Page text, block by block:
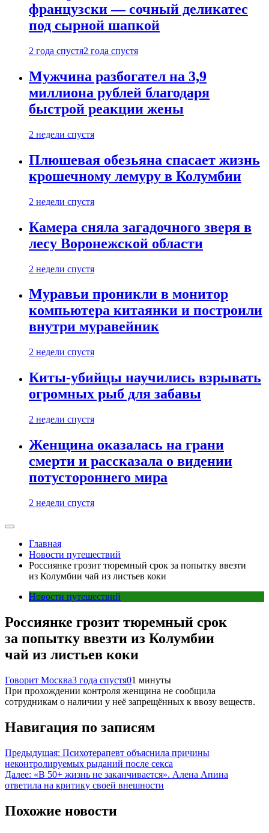
французски — сочный деликатес
под сырной шапкой
2 года спустя2 года спустя
Мужчина разбогател на 3,9
миллиона рублей благодаря
быстрой реакции жены
2 недели спустя
Плюшевая обезьяна спасает жизнь
крошечному лемуру в Колумбии
2 недели спустя
Камера сняла загадочного зверя в
лесу Воронежской области
2 недели спустя
Муравьи проникли в монитор
компьютера китаянки и построили
внутри муравейник
2 недели спустя
Киты-убийцы научились взрывать
огромных рыб для забавы
2 недели спустя
Женщина оказалась на грани
смерти и рассказала о видении
потустороннего мира
2 недели спустя
Главная
Новости путешествий
Россиянке грозит тюремный срок за попытку ввезти
из Колумбии чай из листьев коки
Новости путешествий
Россиянке грозит тюремный срок
за попытку ввезти из Колумбии
чай из листьев коки
Говорит Москва3 года спустя01 минуты
При прохождении контроля женщина не сообщила
сотрудникам о наличии у неё запрещённых к ввозу веществ.
Навигация по записям
Предыдущая: Психотерапевт объяснила причины
неконтролируемых рыданий после секса
Далее: «В 50+ жизнь не заканчивается». Алена Апина
ответила на критику своей внешности
Похожие новости